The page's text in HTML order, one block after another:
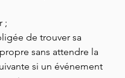
;
de trouver sa
sans attendre la
si un événement